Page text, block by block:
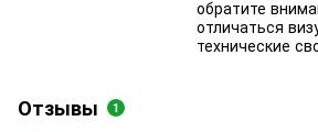
обратите
отличаться
технические
Отзывы 1